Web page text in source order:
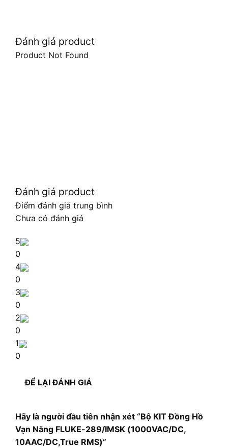
Đánh giá product
Product Not Found
Đánh giá product
Điểm đánh giá trung bình
Chưa có đánh giá
5
0
4
0
3
0
2
0
1
0
ĐỂ LẠI ĐÁNH GIÁ
Hãy là người đầu tiên nhận xét “Bộ KIT Đồng Hồ
Vạn Năng FLUKE-289/IMSK (1000VAC/DC,
10AAC/DC,True RMS)”